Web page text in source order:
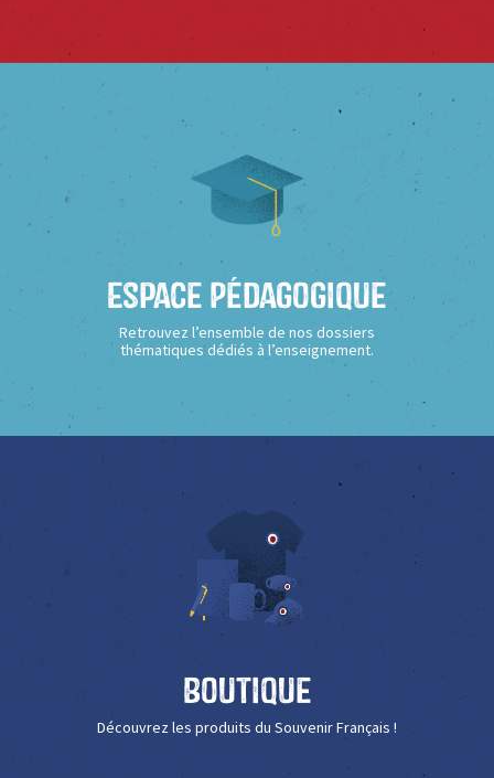
Espace Pédagogique
Retrouvez l’ensemble de nos dossiers
thématiques dédiés à l’enseignement.
Boutique
Découvrez les produits du Souvenir Français !